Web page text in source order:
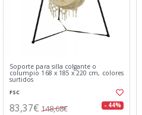
Soporte para silla colgante o
columpio 168 x 185 x 220 cm, colores
surtidos
FSC
83,37€ 148,68€ - 44%